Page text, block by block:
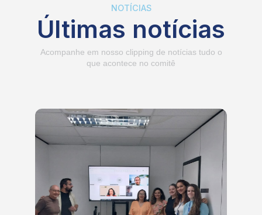
NOTÍCIAS
Últimas notícias
Acompanhe em nosso clipping de notícias tudo o
que acontece no comitê